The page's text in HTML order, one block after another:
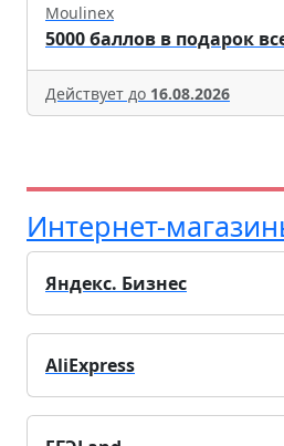
Moulinex
5000 баллов в подарок
Действует до 16.08.2026
Интернет-
Яндекс. Бизнес
AliExpress